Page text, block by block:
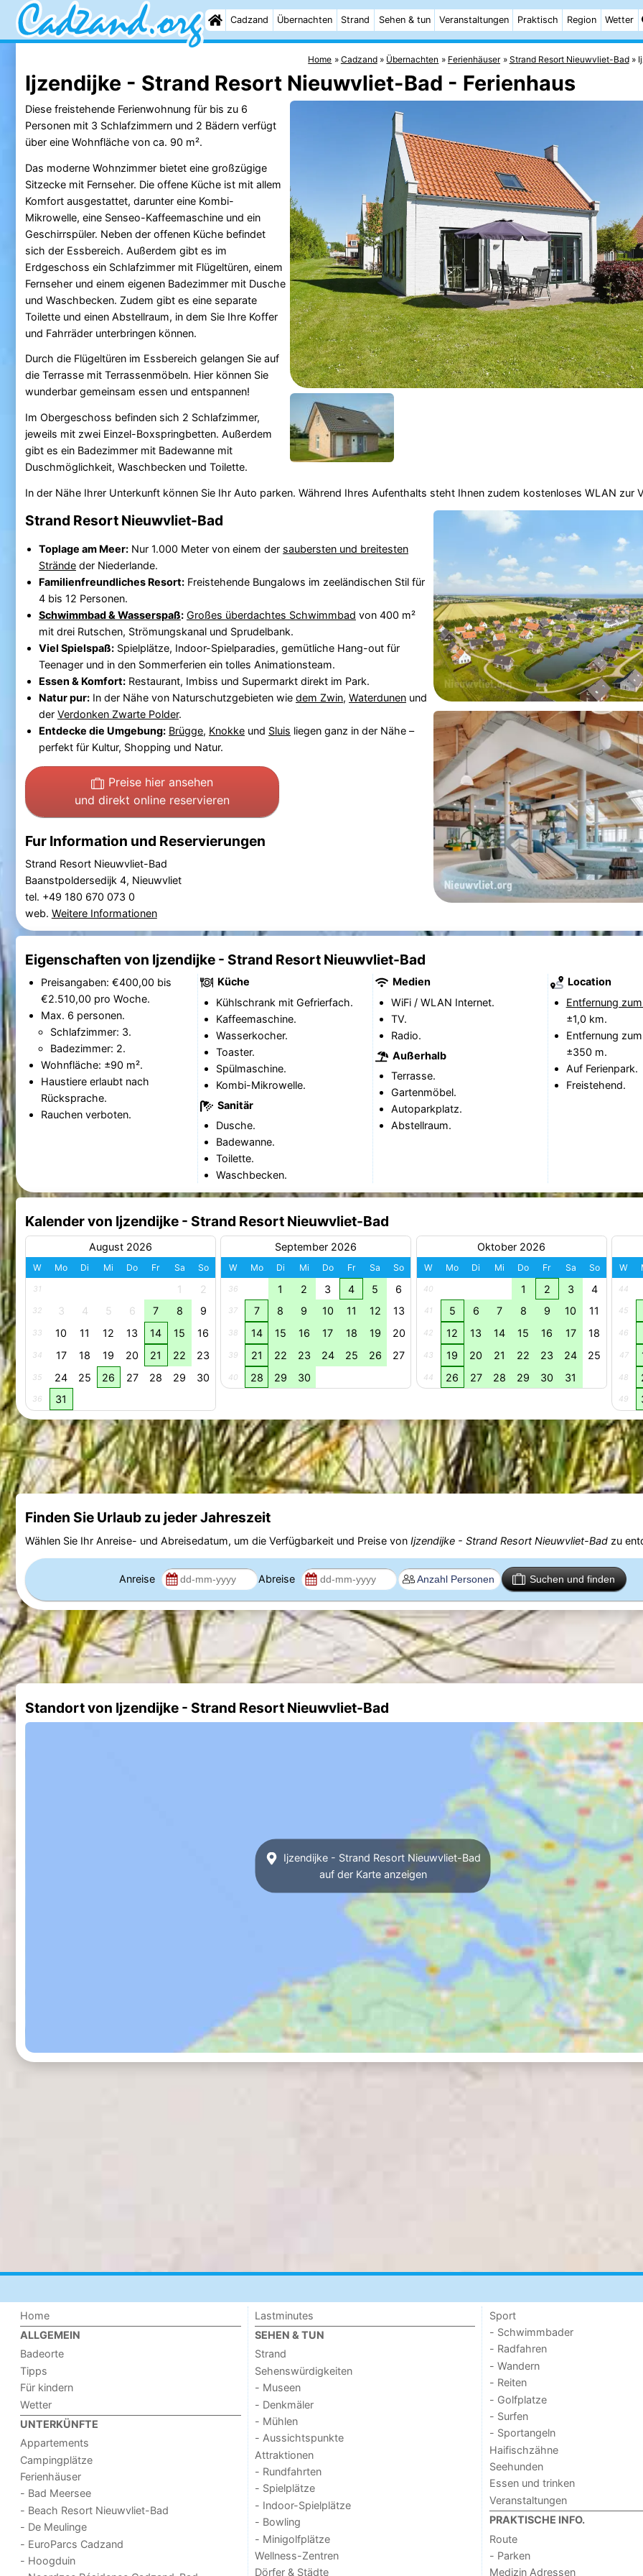
Cadzand Übernachten Strand Sehen & tun Veranstaltungen Praktisch Region Wetter
Home Cadzand Übernachten Ferienhäuser Strand Resort Nieuwvliet-Bad
Ijzendijke - Strand Resort Nieuwvliet-Bad - Ferienhaus
Diese freistehende Ferienwohnung für bis zu 6
Personen mit 3 Schlafzimmern und 2 Bädern verfügt
über eine Wohnfläche von ca. 90 m².
Das moderne Wohnzimmer bietet eine großzügige
Sitzecke mit Fernseher. Die offene Küche ist mit allem
Komfort ausgestattet, darunter eine Kombi-
Mikrowelle, eine Senseo-Kaffeemaschine und ein
Geschirrspüler. Neben der offenen Küche befindet
sich der Essbereich. Außerdem gibt es im
Erdgeschoss ein Schlafzimmer mit Flügeltüren, einem
Fernseher und einem eigenen Badezimmer mit Dusche
und Waschbecken. Zudem gibt es eine separate
Toilette und einen Abstellraum, in dem Sie Ihre Koffer
und Fahrräder unterbringen können.
Durch die Flügeltüren im Essbereich gelangen Sie auf
die Terrasse mit Terrassenmöbeln. Hier können Sie
wunderbar gemeinsam essen und entspannen!
Im Obergeschoss befinden sich 2 Schlafzimmer,
jeweils mit zwei Einzel-Boxspringbetten. Außerdem
gibt es ein Badezimmer mit Badewanne mit
Duschmöglichkeit, Waschbecken und Toilette.
In der Nähe Ihrer Unterkunft können Sie Ihr Auto parken. Während Ihres Aufenthalts steht Ihnen zudem kostenloses WLAN zur
Strand Resort Nieuwvliet-Bad
Toplage am Meer:Nur 1.000 Meter von einem der saubersten und breitesten
Strändeder Niederlande.
Familienfreundliches Resort:Freistehende Bungalows im zeeländischen Stil für
4 bis 12 Personen.
Schwimmbad & Wasserspaß: Großes überdachtes Schwimmbad von 400 m²
mit drei Rutschen, Strömungskanal und Sprudelbank.
Viel Spielspaß:Spielplätze, Indoor-Spielparadies, gemütliche Hang-out für
Teenager und in den Sommerferien ein tolles Animationsteam.
Essen & Komfort:Restaurant, Imbiss und Supermarkt direkt im Park.
Natur pur:In der Nähe von Naturschutzgebieten wie dem Zwin, Waterdunenund
der Verdonken Zwarte Polder.
Entdecke die Umgebung: Brügge, Knokkeund Sluis liegen ganz in der Nähe –
perfekt für Kultur, Shopping und Natur.
Preise hier ansehen
und direkt online reservieren
Fur Information und Reservierungen
Strand Resort Nieuwvliet-Bad
Baanstpoldersedijk 4, Nieuwvliet
tel. +49 180 670 073 0
web. Weitere Informationen
Eigenschaften von Ijzendijke - Strand Resort Nieuwvliet-Bad
Preisangaben: €400,00 bis
€2.510,00 pro Woche.
Max. 6 personen.
Schlafzimmer: 3.
Badezimmer: 2.
Wohnfläche: ±90 m².
Haustiere erlaubt nach
Rücksprache.
Rauchen verboten.
Küche
Kühlschrank mit Gefrierfach.
Kaffeemaschine.
Wasserkocher.
Toaster.
Spülmaschine.
Kombi-Mikrowelle.
Sanitär
Dusche.
Badewanne.
Toilette.
Waschbecken.
Medien
WiFi / WLAN Internet.
TV.
Radio.
Außerhalb
Terrasse.
Gartenmöbel.
Autoparkplatz.
Abstellraum.
Location
Entfernung
±1,0 km.
Entfernung
±350 m.
Auf Ferienpark.
Freistehend.
Kalender von Ijzendijke - Strand Resort Nieuwvliet-Bad
August 2026
W Mo Di Mi Do Fr Sa So
31 1 2
32 3 4 5 6 7 8 9
33 10 11 12 13 14 15 16
34 17 18 19 20 21 22 23
35 24 25 26 27 28 29 30
36 31
September 2026
W Mo Di Mi Do Fr Sa So
36 1 2 3 4 5 6
37 7 8 9 10 11 12 13
38 14 15 16 17 18 19 20
39 21 22 23 24 25 26 27
40 28 29 30
Oktober 2026
W Mo Di Mi Do Fr Sa So
40 1 2 3 4
41 5 6 7 8 9 10 11
42 12 13 14 15 16 17 18
43 19 20 21 22 23 24 25
44 26 27 28 29 30 31
W
44
45
46
47
48
49
Finden Sie Urlaub zu jeder Jahreszeit
Wählen Sie Ihr Anreise- und Abreisedatum, um die Verfügbarkeit und Preise von Ijzendijke - Strand Resort Nieuwvliet-Badzu
Anreise Abreise Suchen und finden
Standort von Ijzendijke - Strand Resort Nieuwvliet-Bad
Ijzendijke - Strand Resort Nieuwvliet-Bad
auf der Karte anzeigen
Home
ALLGEMEIN
Badeorte
Tipps
Für kindern
Wetter
UNTERKÜNFTE
Appartements
Campingplätze
Ferienhäuser
- Bad Meersee
- Beach Resort Nieuwvliet-Bad
- De Meulinge
- EuroParcs Cadzand
- Hoogduin
Lastminutes
SEHEN & TUN
Strand
Sehenswürdigkeiten
- Museen
- Denkmäler
- Mühlen
- Aussichtspunkte
Attraktionen
- Rundfahrten
- Spielplätze
- Indoor-Spielplätze
- Bowling
- Minigolfplätze
Wellness-Zentren
Dörfer & Städte
Sport
- Schwimmbader
- Radfahren
- Wandern
- Reiten
- Golfplatze
- Surfen
- Sportangeln
Haifischzähne
Seehunden
Essen und trinken
Veranstaltungen
PRAKTISCHE INFO.
Route
- Parken
Medizin Adressen